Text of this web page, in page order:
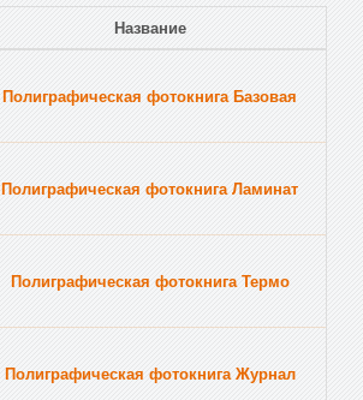
Название
Полиграфическая фотокнига Базовая
Полиграфическая фотокнига Ламинат
Полиграфическая фотокнига Термо
Полиграфическая фотокнига Журнал